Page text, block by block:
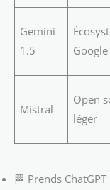
Gemini
1.5
Google
Mistral
Open
léger
🏁 Prends